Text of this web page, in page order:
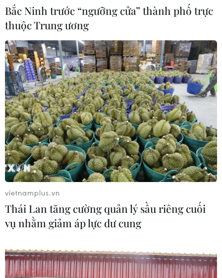
Trước khi SVB phá sản, FDIC đã cảnh báo
về tiền gửi không bảo hiểm
28/04/2023 04:26
Theo Cơ quan Bảo hiểm Tiền gửi Liên bang Mỹ (FDIC)
tháng 11/2022 họ đã cảnh báo về khả năng xảy ra hiệu
ứng dây chuyền với các ngân hàng khác khi biết phần
lớn lượng tiền gửi ở SVB không có bảo hiểm.
Bắc Ninh trước “ngưỡng cửa” thành phố trực
thuộc Trung ương
vietnamplus.vn
Thái Lan tăng cường quản lý sầu riêng cuối
vụ nhằm giảm áp lực dư cung